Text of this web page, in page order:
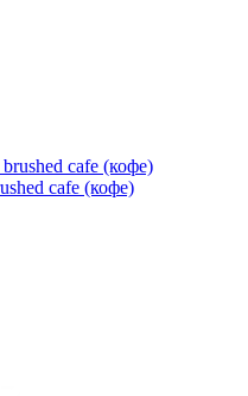
cafe (кофе)